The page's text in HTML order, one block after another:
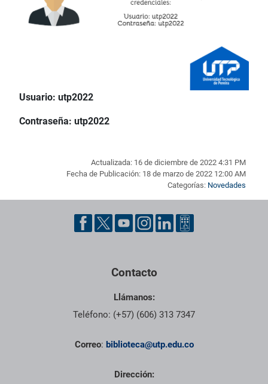
Usuario: utp2022
Contraseña: utp2022
Actualizada: 16 de diciembre de 2022 4:31 PM
Fecha de Publicación: 18 de marzo de 2022 12:00 AM
Categorías: Novedades
Pie de página con información de contacto, redes sociales y
Contacto
Llámanos:
Teléfono: (+57) (606) 313 7347
Correo: biblioteca@utp.edu.co
Dirección: